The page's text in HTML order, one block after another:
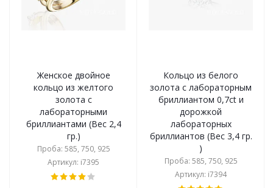
Женское двойное
кольцо из желтого
золота с
лабораторными
бриллиантами (Вес 2,4
гр.)
Проба: 585, 750, 925
Артикул: i7395
Кольцо из белого
золота с лабораторным
бриллиантом 0,7ct и
дорожкой
лабораторных
бриллиантов (Вес 3,4 гр.
)
Проба: 585, 750, 925
Артикул: i7394